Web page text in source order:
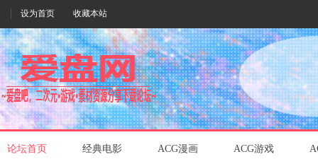
设为首页 收藏本站
论坛首页 经典电影 ACG漫画 ACG游戏